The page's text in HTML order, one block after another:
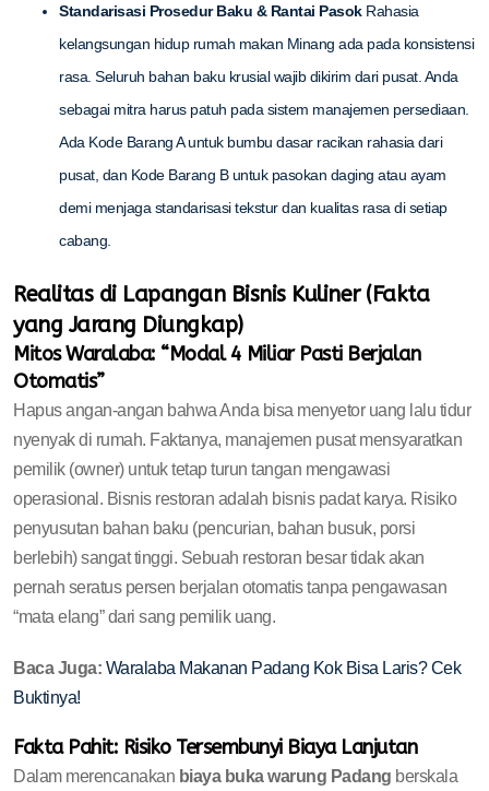
Standarisasi Prosedur Baku & Rantai PasokRahasia
kelangsungan hidup rumah makan Minang ada pada konsistensi
rasa. Seluruh bahan baku krusial wajib dikirim dari pusat. Anda
sebagai mitra harus patuh pada sistem manajemen persediaan.
Ada Kode Barang A untuk bumbu dasar racikan rahasia dari
pusat, dan Kode Barang B untuk pasokan daging atau ayam
demi menjaga standarisasi tekstur dan kualitas rasa di setiap
cabang.
Realitas di Lapangan Bisnis Kuliner (Fakta
yang Jarang Diungkap)
Mitos Waralaba: “Modal 4 Miliar Pasti Berjalan
Otomatis”
Hapus angan-angan bahwa Anda bisa menyetor uang lalu tidur
nyenyak di rumah. Faktanya, manajemen pusat mensyaratkan
pemilik (owner) untuk tetap turun tangan mengawasi
operasional. Bisnis restoran adalah bisnis padat karya. Risiko
penyusutan bahan baku (pencurian, bahan busuk, porsi
berlebih) sangat tinggi. Sebuah restoran besar tidak akan
pernah seratus persen berjalan otomatis tanpa pengawasan
“mata elang” dari sang pemilik uang.
Baca Juga: Waralaba Makanan Padang Kok Bisa Laris? Cek
Buktinya!
Fakta Pahit: Risiko Tersembunyi Biaya Lanjutan
Dalam merencanakan biaya buka warung Padang berskala